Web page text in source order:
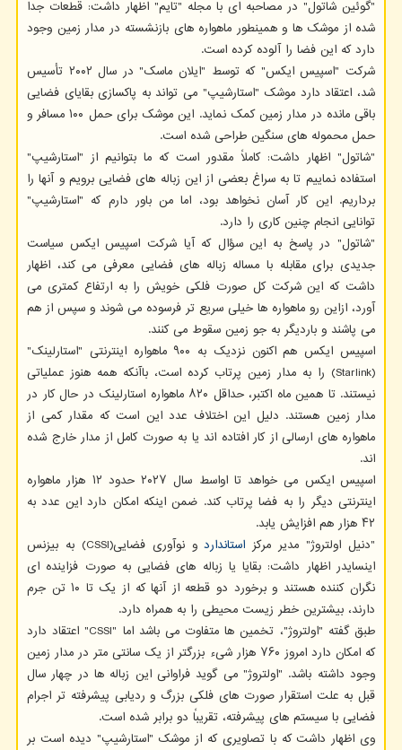
"گوئین شاتول" در مصاحبه ای با مجله "تایم" اظهار داشت: قطعات جدا
شده از موشک ها و همینطور ماهواره های بازنشسته در مدار زمین وجود
دارد که این فضا را آلوده کرده است.
شرکت "اسپیس ایکس" که توسط "ایلان ماسک" در سال ۲۰۰۲ تأسیس
شد، اعتقاد دارد موشک "استارشیپ" می تواند به پاکسازی بقایای فضایی
باقی مانده در مدار زمین کمک نماید. این موشک برای حمل ۱۰۰ مسافر و
حمل محموله های سنگین طراحی شده است.
"شاتول" اظهار داشت: کاملاً مقدور است که ما بتوانیم از "استارشیپ"
استفاده نماییم تا به سراغ بعضی از این زباله های فضایی برویم و آنها را
برداریم. این کار آسان نخواهد بود، اما من باور دارم که "استارشیپ"
توانایی انجام چنین کاری را دارد.
"شاتول" در پاسخ به این سؤال که آیا شرکت اسپیس ایکس سیاست
جدیدی برای مقابله با مساله زباله های فضایی معرفی می کند، اظهار
داشت که این شرکت کل صورت فلکی خویش را به ارتفاع کمتری می
آورد، ازاین رو ماهواره ها خیلی سریع تر فرسوده می شوند و سپس از هم
می پاشند و باردیگر به جو زمین سقوط می کنند.
اسپیس ایکس هم اکنون نزدیک به ۹۰۰ ماهواره اینترنتی "استارلینک"
(Starlink) را به مدار زمین پرتاب کرده است، باآنکه همه هنوز عملیاتی
نیستند. تا همین ماه اکتبر، حداقل ۸۲۰ ماهواره استارلینک در حال کار در
مدار زمین هستند. دلیل این اختلاف عدد این است که مقدار کمی از
ماهواره های ارسالی از کار افتاده اند یا به صورت کامل از مدار خارج شده
اند.
اسپیس ایکس می خواهد تا اواسط سال ۲۰۲۷ حدود ۱۲ هزار ماهواره
اینترنتی دیگر را به فضا پرتاب کند. ضمن اینکه امکان دارد این عدد به
۴۲ هزار هم افزایش یابد.
"دنیل اولتروژ" مدیر مرکز استاندارد
و نوآوری فضایی(CSSI) به بیزنس
اینسایدر اظهار داشت: بقایا یا زباله های فضایی به صورت فزاینده ای
نگران کننده هستند و برخورد دو قطعه از آنها که از یک تا ۱۰ تن جرم
دارند، بیشترین خطر زیست محیطی را به همراه دارد.
طبق گفته "اولتروژ"، تخمین ها متفاوت می باشد اما "CSSI" اعتقاد دارد
که امکان دارد امروز ۷۶۰ هزار شیء بزرگتر از یک سانتی متر در مدار زمین
وجود داشته باشد. "اولتروژ" می گوید فراوانی این زباله ها در چهار سال
قبل به علت استقرار صورت های فلکی بزرگ و ردیابی پیشرفته تر اجرام
فضایی با سیستم های پیشرفته، تقریباً دو برابر شده است.
وی اظهار داشت که با تصاویری که از موشک "استارشیپ" دیده است بر